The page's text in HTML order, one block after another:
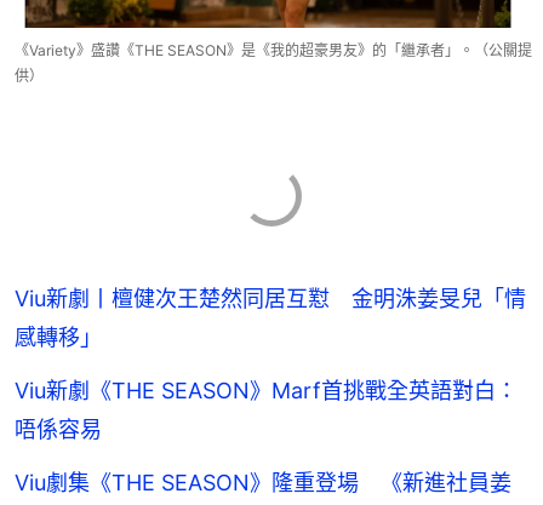
《Variety》盛讚《THE SEASON》是《我的超豪男友》的「繼承者」。（公關提
供）
Viu新劇丨檀健次王楚然同居互懟 金明洙姜旻兒「情
感轉移」
Viu新劇《THE SEASON》Marf首挑戰全英語對白：
唔係容易
Viu劇集《THE SEASON》隆重登場 《新進社員姜